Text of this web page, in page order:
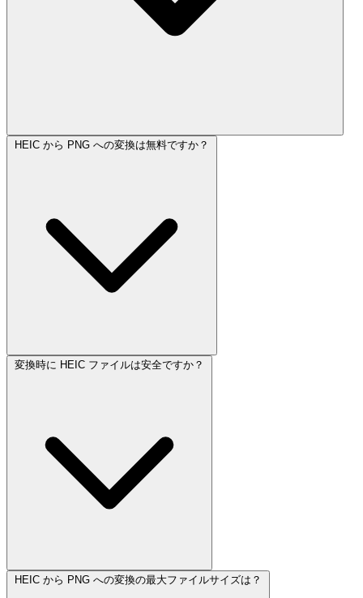
HEIC から PNG への変換は無料ですか？
変換時に HEIC ファイルは安全ですか？
HEIC から PNG への変換の最大ファイルサイズは？